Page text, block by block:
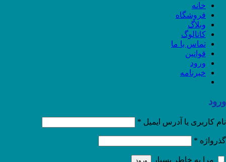
خانه
فروشگاه
وبلاگ
کاتالوگ
تماس با ما
قوانین
ورود
خبرنامه
ورود
نام کاربری یا آدرس ایمیل *
گذرواژه *
مرا به خاطر بسپار ورود